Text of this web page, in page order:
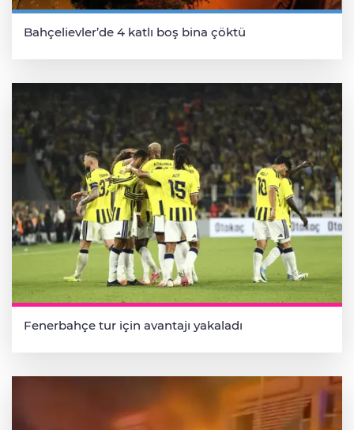
Bahçelievler’de 4 katlı boş bina çöktü
Fenerbahçe tur için avantajı yakaladı